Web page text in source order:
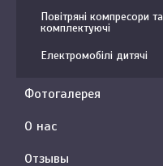
Повітряні компресори та
комплектуючі
Електромобілі дитячі
Фотогалерея
О нас
Отзывы